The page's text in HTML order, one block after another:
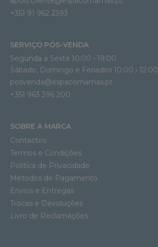
+351 91 962 2393
SERVIÇO PÓS-VENDA
Segunda a Sexta 10:00 › 19:00
Sábado, Domingo e Feriados 10:00 › 12:00
posvenda@espacomamas.pt
+351 963 396 200
SOBRE A MARCA
Contactos
Termos e Condições
Política de Privacidade
Métodos de Pagamento
Envios e Entregas
Trocas e Devoluções
Livro de Reclamações